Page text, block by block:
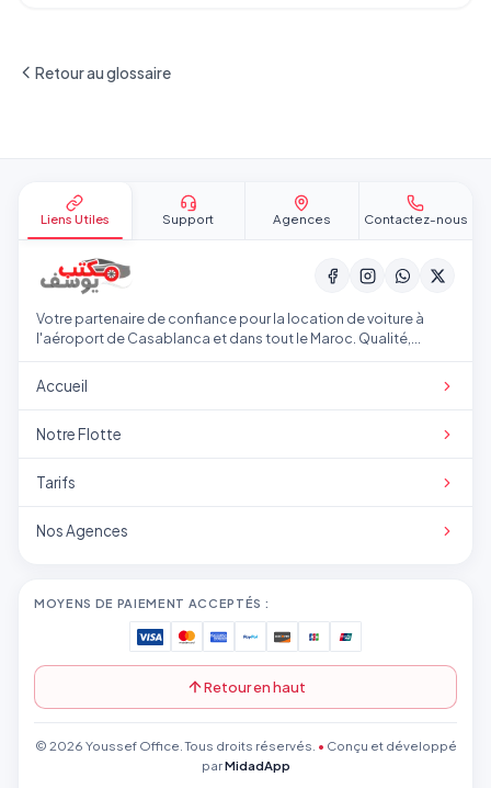
Retour au glossaire
Liens Utiles Support Agences Contactez-nous
Votre partenaire de confiance pour la location de voiture à
l'aéroport de Casablanca et dans tout le Maroc. Qualité,
Accueil
Notre Flotte
Tarifs
Nos Agences
MOYENS DE PAIEMENT ACCEPTÉS :
Retour en haut
© 2026 Youssef Office. Tous droits réservés. • Conçu et développé
parMidadApp